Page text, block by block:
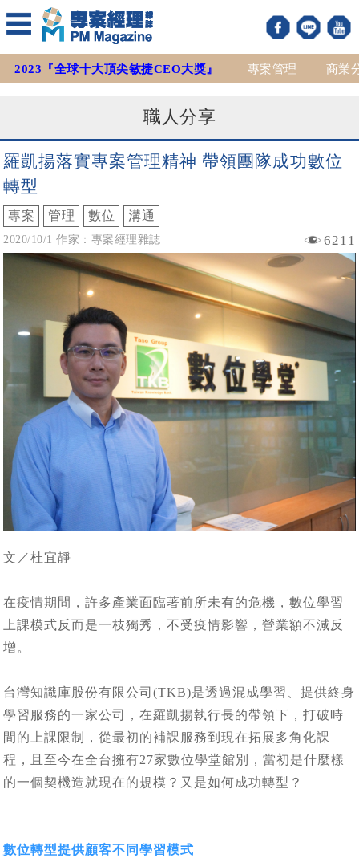
2023『全球十大頂尖敏捷CEO大獎』 專案管理 商業
職人分享
羅凱揚落實專案管理精神 帶領團隊成功數位
轉型
專案 管理 數位 溝通
2020/10/1 作家：專案經理雜誌 6211
文／杜宜靜
在疫情期間，許多產業面臨著前所未有的危機，數位學習
上課模式反而是一枝獨秀，不受疫情影響，營業額不減反
增。
台灣知識庫股份有限公司(TKB)是透過混成學習、提供終身
學習服務的一家公司，在羅凱揚執行長的帶領下，打破時
間的上課限制，從最初的補課服務到現在拓展多角化課
程，且至今在全台擁有27家數位學堂館別，當初是什麼樣
的一個契機造就現在的規模？又是如何成功轉型？
數位轉型提供顧客不同學習模式